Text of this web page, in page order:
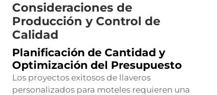
Consideraciones de
Producción y Control de
Calidad
Planificación de Cantidad y
Optimización del Presupuesto
Los proyectos exitosos de llaveros
personalizados para moteles requieren una